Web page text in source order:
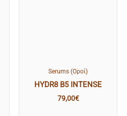
Serums (Οροί)
HYDR8 B5 INTENSE
79,00€